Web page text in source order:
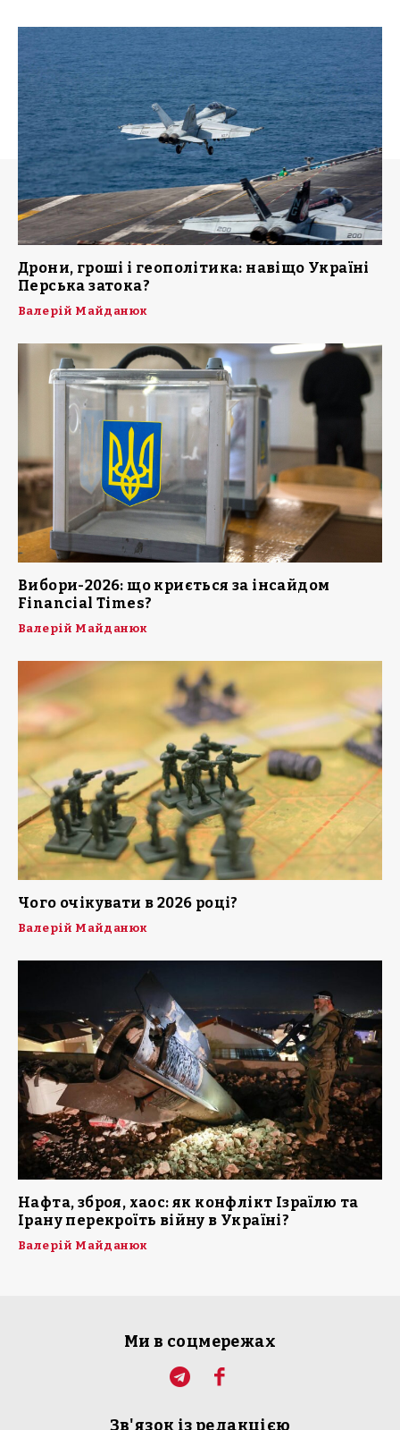
Дрони, гроші і геополітика: навіщо Україні
Перська затока?
Валерій Майданюк
Вибори-2026: що криється за інсайдом
Financial Times?
Валерій Майданюк
Чого очікувати в 2026 році?
Валерій Майданюк
Нафта, зброя, хаос: як конфлікт Ізраїлю та
Ірану перекроїть війну в Україні?
Валерій Майданюк
Ми в соцмережах
Зв'язок із редакцією